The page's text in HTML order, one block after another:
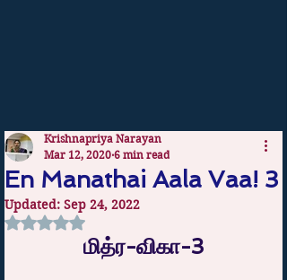
En Manathai Aala Vaa! 3
Krishnapriya Narayan
Mar 12, 2020 6 min read
Updated: Sep 24, 2022
Rated NaN out of 5 stars.
மித்ர-விகா-3